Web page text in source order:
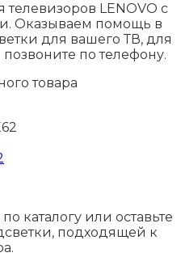
телевизоров LENOVO c
Оказываем помощь в
для вашего ТВ, для
позвоните по телефону.
товара
каталогу или оставьте
подходящей к